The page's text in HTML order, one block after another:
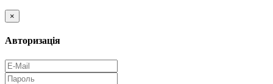
×
Авторизація